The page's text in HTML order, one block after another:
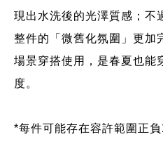
現出水洗後的光澤質感；不
整件的「微舊化氛圍」更加
場景穿搭使用，是春夏也能
度。
*每件可能存在容許範圍正負